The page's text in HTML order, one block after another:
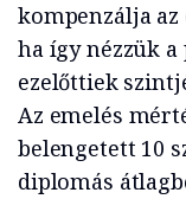
kompenzálja
ha így nézzük a
ezelőttiek
Az emelés
belengetett 10
diplomás